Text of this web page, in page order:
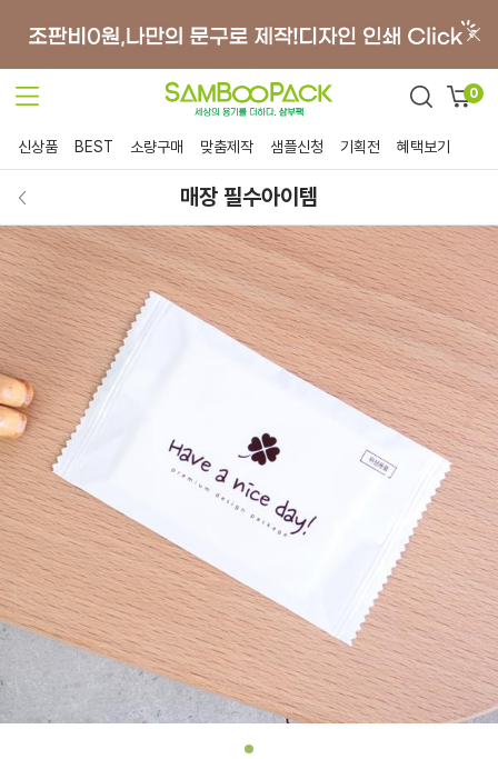
0
신상품 BEST 소량구매 맞춤제작 샘플신청 기획전 혜택보기
매장 필수아이템